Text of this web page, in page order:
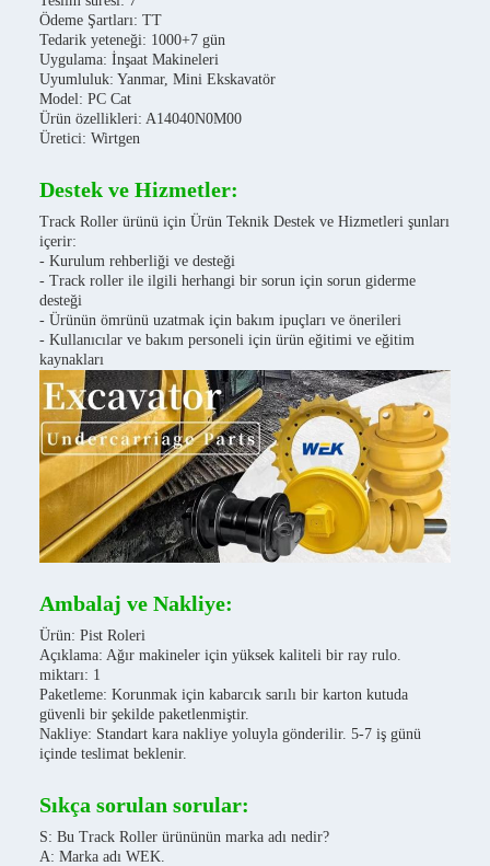
Ödeme Şartları: TT
Tedarik yeteneği: 1000+7 gün
Uygulama: İnşaat Makineleri
Uyumluluk: Yanmar, Mini Ekskavatör
Model: PC Cat
Ürün özellikleri: A14040N0M00
Üretici: Wirtgen
Destek ve Hizmetler:
Track Roller ürünü için Ürün Teknik Destek ve Hizmetleri şunları
içerir:
- Kurulum rehberliği ve desteği
- Track roller ile ilgili herhangi bir sorun için sorun giderme
desteği
- Ürünün ömrünü uzatmak için bakım ipuçları ve önerileri
- Kullanıcılar ve bakım personeli için ürün eğitimi ve eğitim
kaynakları
Ambalaj ve Nakliye:
Ürün: Pist Roleri
Açıklama: Ağır makineler için yüksek kaliteli bir ray rulo.
miktarı: 1
Paketleme: Korunmak için kabarcık sarılı bir karton kutuda
güvenli bir şekilde paketlenmiştir.
Nakliye: Standart kara nakliye yoluyla gönderilir. 5-7 iş günü
içinde teslimat beklenir.
Sıkça sorulan sorular:
S: Bu Track Roller ürününün marka adı nedir?
A: Marka adı WEK.